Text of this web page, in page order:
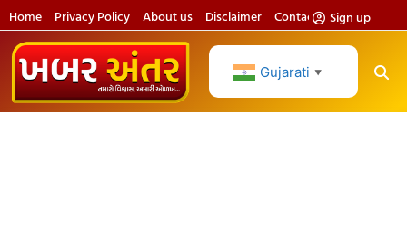
Home Privacy Policy About us Disclaimer Contact usSign up
Gujarati ▼